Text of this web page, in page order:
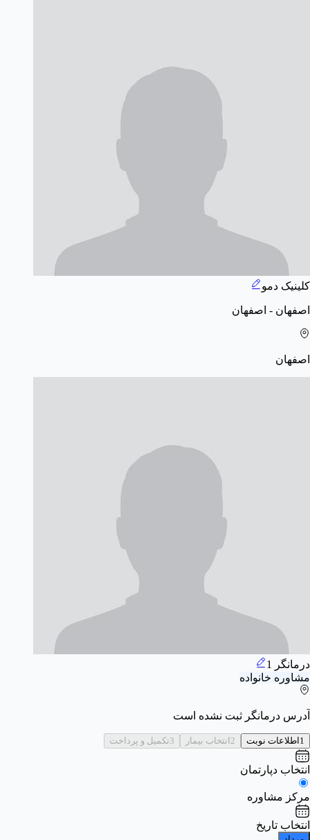
کلینیک دمو
اصفهان - اصفهان
اصفهان
درمانگر 1
مشاوره خانواده
آدرس درمانگر ثبت نشده است
1اطلاعات نوبت 2انتخاب بیمار 3تکمیل و پرداخت
انتخاب دپارتمان
مرکز مشاوره
انتخاب تاریخ